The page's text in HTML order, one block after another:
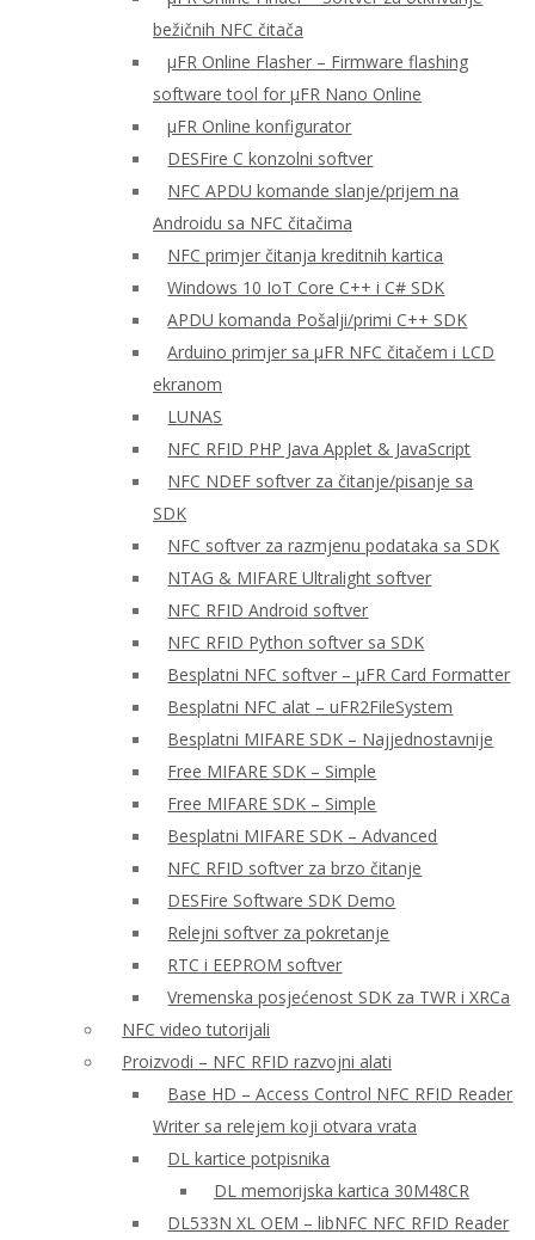
bežičnih NFC čitača
μFR Online Flasher – Firmware flashing
software tool for μFR Nano Online
μFR Online konfigurator
DESFire C konzolni softver
NFC APDU komande slanje/prijem na
Androidu sa NFC čitačima
NFC primjer čitanja kreditnih kartica
Windows 10 IoT Core C++ i C# SDK
APDU komanda Pošalji/primi C++ SDK
Arduino primjer sa μFR NFC čitačem i LCD
ekranom
LUNAS
NFC RFID PHP Java Applet & JavaScript
NFC NDEF softver za čitanje/pisanje sa
SDK
NFC softver za razmjenu podataka sa SDK
NTAG & MIFARE Ultralight softver
NFC RFID Android softver
NFC RFID Python softver sa SDK
Besplatni NFC softver – μFR Card Formatter
Besplatni NFC alat – uFR2FileSystem
Besplatni MIFARE SDK – Najjednostavnije
Free MIFARE SDK – Simple
Free MIFARE SDK – Simple
Besplatni MIFARE SDK – Advanced
NFC RFID softver za brzo čitanje
DESFire Software SDK Demo
Relejni softver za pokretanje
RTC i EEPROM softver
Vremenska posjećenost SDK za TWR i XRCa
NFC video tutorijali
Proizvodi – NFC RFID razvojni alati
Base HD – Access Control NFC RFID Reader
Writer sa relejem koji otvara vrata
DL kartice potpisnika
DL memorijska kartica 30M48CR
DL533N XL OEM – libNFC NFC RFID Reader